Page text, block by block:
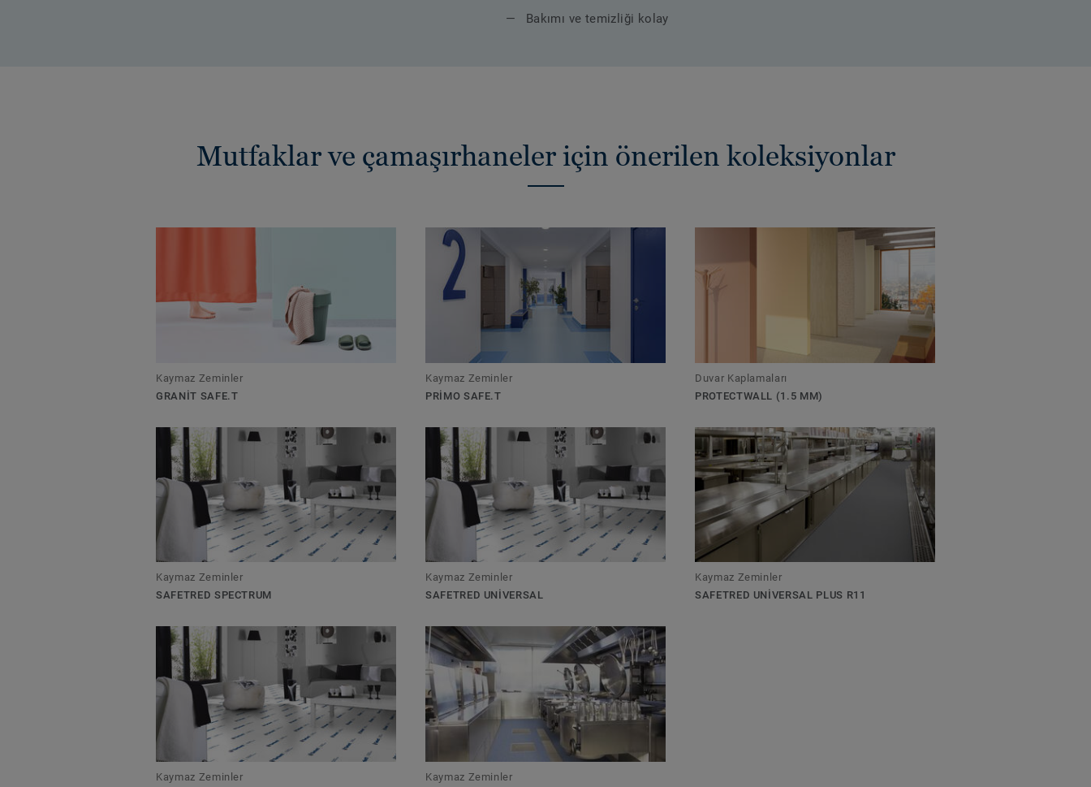
Bakımı ve temizliği kolay
Mutfaklar ve çamaşırhaneler için önerilen koleksiyonlar
Kaymaz Zeminler
GRANIT SAFE.T
Kaymaz Zeminler
PRIMO SAFE.T
Duvar Kaplamaları
PROTECTWALL (1.5 MM)
Kaymaz Zeminler
SAFETRED SPECTRUM
Kaymaz Zeminler
SAFETRED UNIVERSAL
Kaymaz Zeminler
SAFETRED UNIVERSAL PLUS R11
Kaymaz Zeminler
Kaymaz Zeminler